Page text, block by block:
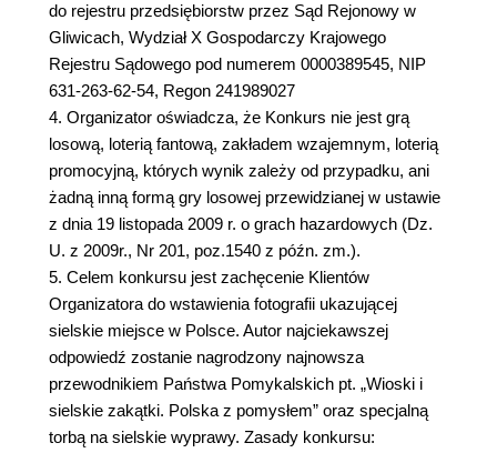
do rejestru przedsiębiorstw przez Sąd Rejonowy w
Gliwicach, Wydział X Gospodarczy Krajowego
Rejestru Sądowego pod numerem 0000389545, NIP
631-263-62-54, Regon 241989027
4. Organizator oświadcza, że Konkurs nie jest grą
losową, loterią fantową, zakładem wzajemnym, loterią
promocyjną, których wynik zależy od przypadku, ani
żadną inną formą gry losowej przewidzianej w ustawie
z dnia 19 listopada 2009 r. o grach hazardowych (Dz.
U. z 2009r., Nr 201, poz.1540 z późn. zm.).
5. Celem konkursu jest zachęcenie Klientów
Organizatora do wstawienia fotografii ukazującej
sielskie miejsce w Polsce. Autor najciekawszej
odpowiedź zostanie nagrodzony najnowsza
przewodnikiem Państwa Pomykalskich pt. „Wioski i
sielskie zakątki. Polska z pomysłem” oraz specjalną
torbą na sielskie wyprawy. Zasady konkursu: